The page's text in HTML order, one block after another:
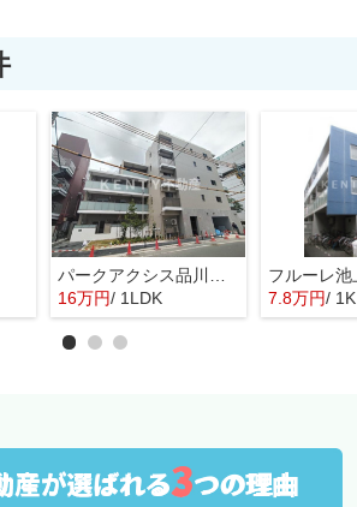
16万円/ 1LDK
フルーレ池
7.8万円/ 1K
産が選ばれる3つの理由